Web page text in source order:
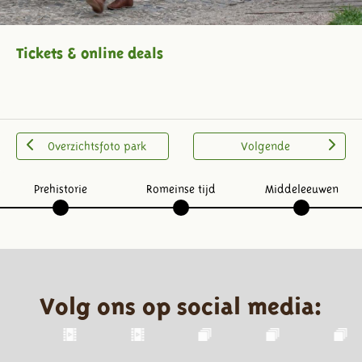
Tickets & online deals
Overzichtsfoto park Volgende
Prehistorie Romeinse tijd Middeleeuwen
Volg ons op social media: